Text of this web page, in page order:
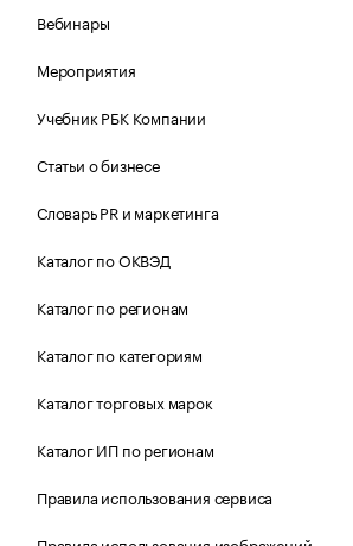
Вебинары
Мероприятия
Учебник РБК Компании
Статьи о бизнесе
Словарь PR и маркетинга
Каталог по ОКВЭД
Каталог по регионам
Каталог по категориям
Каталог торговых марок
Каталог ИП по регионам
Правила использования сервиса